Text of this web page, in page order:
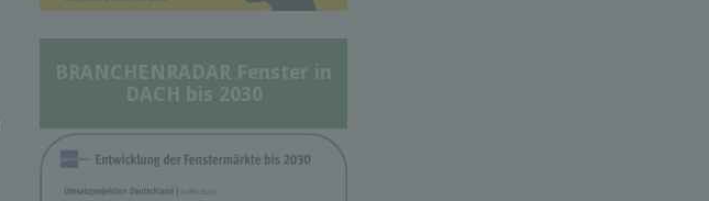
BRANCHENRADAR Fenster in
DACH bis 2030